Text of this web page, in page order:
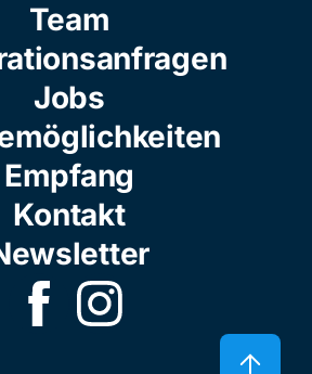
Team
Jobs
Empfang
Kontakt